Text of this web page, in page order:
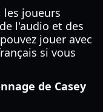
les joueurs
l'audio et des
jouer avec
si vous
de Casey